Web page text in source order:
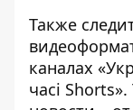
Также
каналах
часі Shorts».